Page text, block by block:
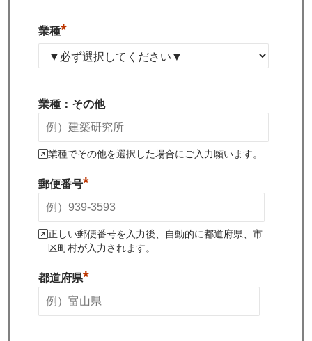
業種*
業種：その他
業種でその他を選択した場合にご入力願います。
郵便番号*
正しい郵便番号を入力後、自動的に都道府県、市
区町村が入力されます。
都道府県*